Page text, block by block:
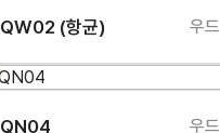
QW02 (항균) 우드
QN04 우드